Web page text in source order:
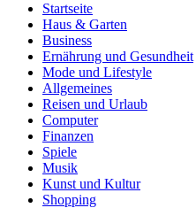
Startseite
Haus & Garten
Business
Ernährung und Gesundheit
Mode und Lifestyle
Allgemeines
Reisen und Urlaub
Computer
Finanzen
Spiele
Musik
Kunst und Kultur
Shopping